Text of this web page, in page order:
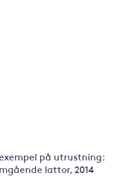
på utrustning:
lattor, 2014